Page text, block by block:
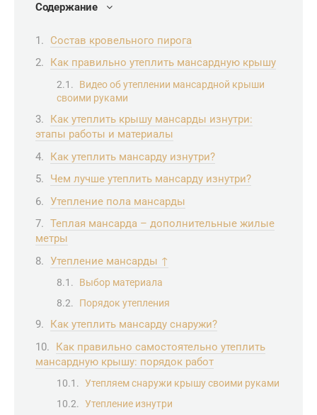
Содержание
Состав кровельного пирога
Как правильно утеплить мансардную крышу
Видео об утеплении мансардной крыши
своими руками
Как утеплить крышу мансарды изнутри:
этапы работы и материалы
Как утеплить мансарду изнутри?
Чем лучше утеплить мансарду изнутри?
Утепление пола мансарды
Теплая мансарда – дополнительные жилые
метры
Утепление мансарды ↑
Выбор материала
Порядок утепления
Как утеплить мансарду снаружи?
Как правильно самостоятельно утеплить
мансардную крышу: порядок работ
Утепляем снаружи крышу своими руками
Утепление изнутри